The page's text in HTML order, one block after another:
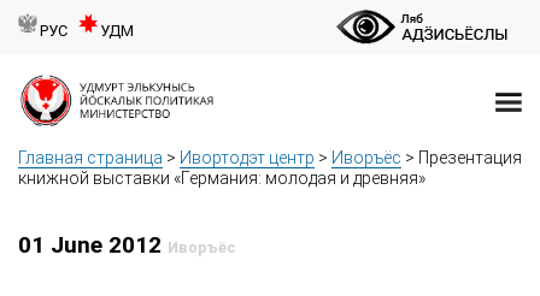
РУС УДМ
Главная страница > Ивортодэт центр > Иворъёс > Презентация
книжной выставки «Германия: молодая и древняя»
01 June 2012 Иворъёс